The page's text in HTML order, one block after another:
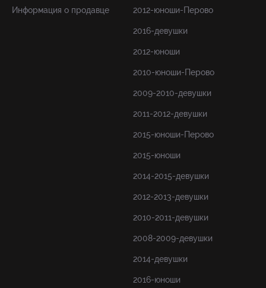
Информация о продавце 2012-юноши-Перово
2016-девушки
2012-юноши
2010-юноши-Перово
2009-2010-девушки
2011-2012-девушки
2015-юноши-Перово
2015-юноши
2014-2015-девушки
2012-2013-девушки
2010-2011-девушки
2008-2009-девушки
2014-девушки
2016-юноши